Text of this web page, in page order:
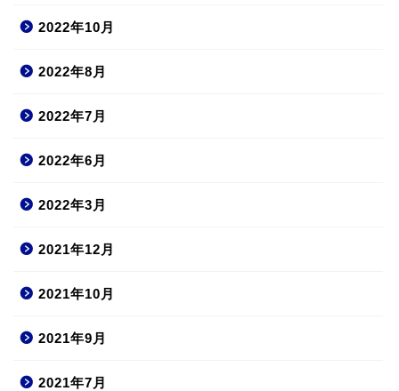
2022年10月
2022年8月
2022年7月
2022年6月
2022年3月
2021年12月
2021年10月
2021年9月
2021年7月